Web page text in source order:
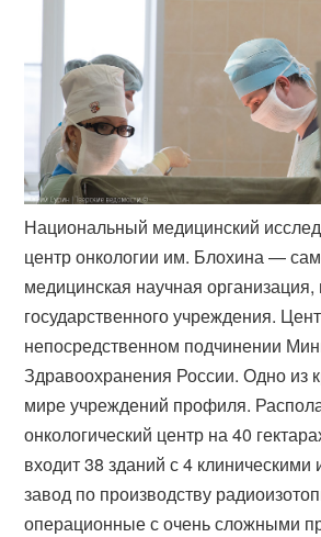
Национальный медицинский
центр онкологии им. Блохина —
медицинская научная
государственного учреждения.
непосредственном подчинении
Здравоохранения России. Одно из
мире учреждений профиля.
онкологический центр на 40
входит 38 зданий с 4 клиническими
завод по производству
операционные с очень сложными